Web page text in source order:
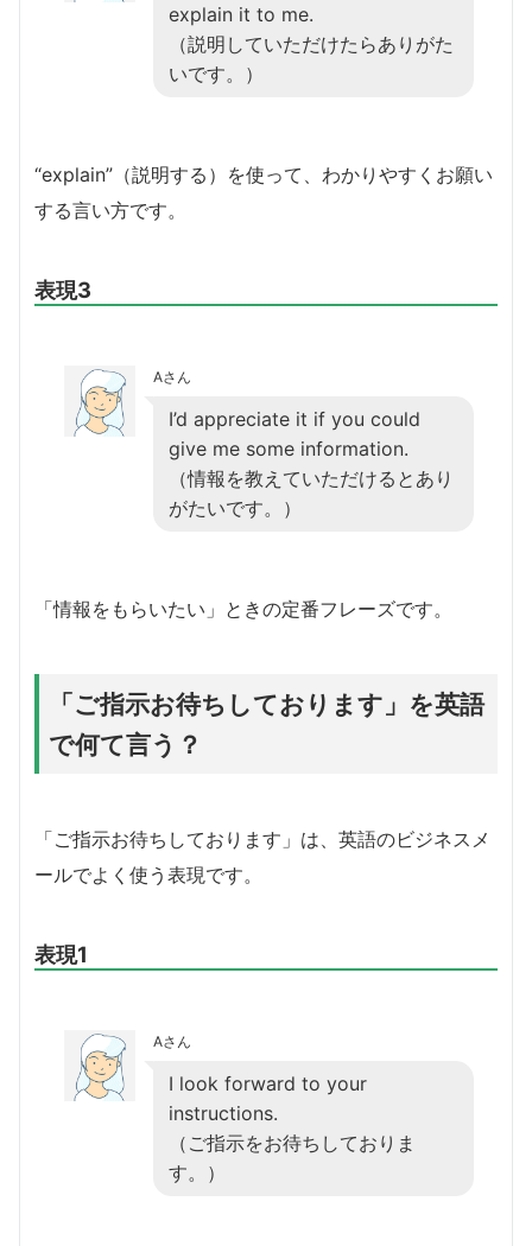
explain it to me.
（説明していただけたらありがた
いです。）
“explain”（説明する）を使って、わかりやすくお願い
する言い方です。
表現3
Aさん
I’d appreciate it if you could
give me some information.
（情報を教えていただけるとあり
がたいです。）
「情報をもらいたい」ときの定番フレーズです。
「ご指示お待ちしております」を英語
で何て言う？
「ご指示お待ちしております」は、英語のビジネスメ
ールでよく使う表現です。
表現1
Aさん
I look forward to your
instructions.
（ご指示をお待ちしておりま
す。）